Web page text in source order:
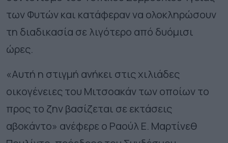
των Φυτών και κατάφεραν να ολοκληρώσουν
τη διαδικασία σε λιγότερο από δυόμισι
ώρες.
«Αυτή η στιγμή ανήκει στις χιλιάδες
οικογένειες του Μιτσοακάν των οποίων τo
προς το ζην βασίζεται σε εκτάσεις
αβοκάντο» ανέφερε ο Ραούλ Ε. Μαρτίνεθ